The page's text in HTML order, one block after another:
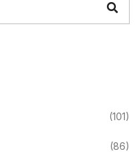
(101)
(86)